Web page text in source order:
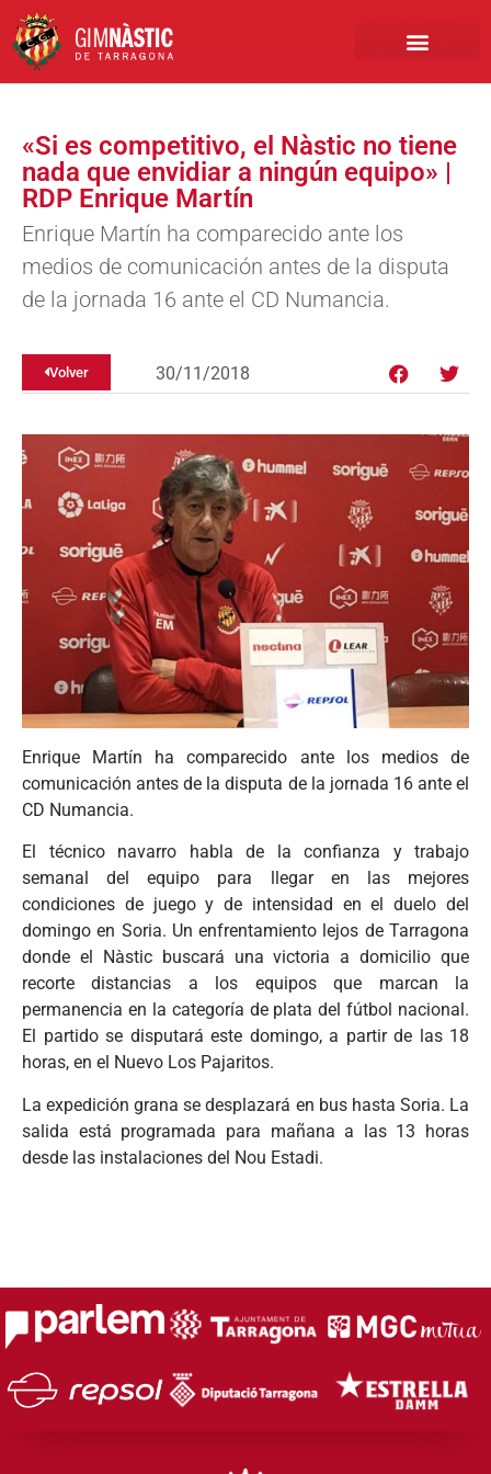
«Si es competitivo, el Nàstic no tiene
nada que envidiar a ningún equipo» |
RDP Enrique Martín
Enrique Martín ha comparecido ante los
medios de comunicación antes de la disputa
de la jornada 16 ante el CD Numancia.
Volver 30/11/2018
Enrique Martín ha comparecido ante los medios de
comunicación antes de la disputa de la jornada 16 ante el
CD Numancia.
El técnico navarro habla de la confianza y trabajo
semanal del equipo para llegar en las mejores
condiciones de juego y de intensidad en el duelo del
domingo en Soria. Un enfrentamiento lejos de Tarragona
donde el Nàstic buscará una victoria a domicilio que
recorte distancias a los equipos que marcan la
permanencia en la categoría de plata del fútbol nacional.
El partido se disputará este domingo, a partir de las 18
horas, en el Nuevo Los Pajaritos.
La expedición grana se desplazará en bus hasta Soria. La
salida está programada para mañana a las 13 horas
desde las instalaciones del Nou Estadi.